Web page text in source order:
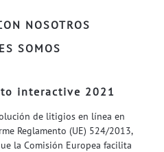
NOSOTROS
SOMOS
interactive 2021
de litigios en línea en
Reglamento (UE) 524/2013,
la Comisión Europea facilita